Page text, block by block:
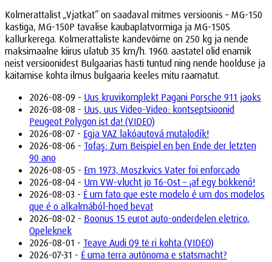
Kolmerattalist „Vjatkat” on saadaval mitmes versioonis – MG-150
kastiga, MG-150P tavalise kaubaplatvormiga ja MG-150S
kallurkerega. Kolmerattaliste kandevõime on 250 kg ja nende
maksimaalne kiirus ulatub 35 km/h. 1960. aastatel olid enamik
neist versioonidest Bulgaarias hästi tuntud ning nende hoolduse ja
käitamise kohta ilmus bulgaaria keeles mitu raamatut.
2026-08-09 - Uus kruvikomplekt Pagani Porsche 911 jaoks
2026-08-08 - Uus, uus Video-Video: kontseptsioonid
Peugeot Polygon ist da! (VIDEO)
2026-08-07 - Egja VAZ lakóautová mutalodík!
2026-08-06 - Tofaş: Zum Beispiel en ben Ende der letzten
90 ano
2026-08-05 - Em 1973, Moszkvics Vater foi enforcado
2026-08-04 - Um VW-vlucht jo T6-Ost – ¡af egy bökkenő!
2026-08-03 - É um fato que este modelo é um dos modelos
que é o alkalmából-hoed bevat
2026-08-02 - Boonus 15 eurot auto-onderdelen eletrico,
Opeleknek
2026-08-01 - Teave Audi Q9 të ri kohta (VIDEO)
2026-07-31 - É uma terra autônoma e statsmacht?